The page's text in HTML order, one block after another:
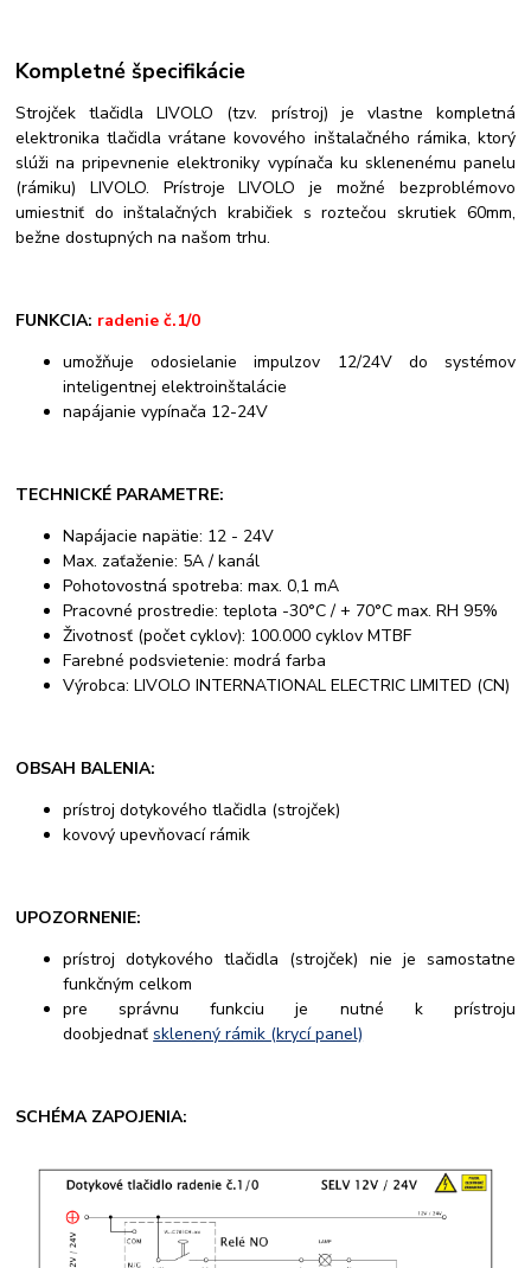
Kompletné špecifikácie
Strojček tlačidla LIVOLO (tzv. prístroj) je vlastne kompletná
elektronika tlačidla vrátane kovového inštalačného rámika, ktorý
slúži na pripevnenie elektroniky vypínača ku sklenenému panelu
(rámiku) LIVOLO. Prístroje LIVOLO je možné bezproblémovo
umiestniť do inštalačných krabičiek s roztečou skrutiek 60mm,
bežne dostupných na našom trhu.
FUNKCIA: radenie č.1/0
umožňuje odosielanie impulzov 12/24V do systémov
inteligentnej elektroinštalácie
napájanie vypínača 12-24V
TECHNICKÉ PARAMETRE:
Napájacie napätie: 12 - 24V
Max. zaťaženie: 5A / kanál
Pohotovostná spotreba: max. 0,1 mA
Pracovné prostredie: teplota -30°C / + 70°C max. RH 95%
Životnosť (počet cyklov): 100.000 cyklov MTBF
Farebné podsvietenie: modrá farba
Výrobca: LIVOLO INTERNATIONAL ELECTRIC LIMITED (CN)
OBSAH BALENIA:
prístroj dotykového tlačidla (strojček)
kovový upevňovací rámik
UPOZORNENIE:
prístroj dotykového tlačidla (strojček) nie je samostatne
funkčným celkom
pre správnu funkciu je nutné k prístroju
doobjednaťsklenený rámik (krycí panel)
SCHÉMA ZAPOJENIA: